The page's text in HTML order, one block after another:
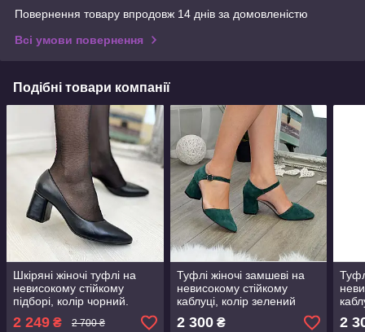
Повернення товару впродовж 14 днів за домовленістю
Всі умови повернення
Подібні товари компанії
Шкіряні жіночі туфлі на
невисокому стійкому
підборі, колір чорний.
Розміри 36-41
2 249 ₴ 2 700 ₴
Туфлі жіночі замшеві на
невисокому стійкому
каблуці, колір зелений
2 300₴ 2